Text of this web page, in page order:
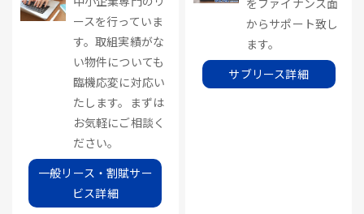
ースを行っていま
す。取組実績がな
い物件についても
臨機応変に対応い
たします。まずは
お気軽にご相談く
ださい。
一般リース・割賦サー
ビス詳細
をファイナンス面
からサポート致し
ます。
サブリース詳細